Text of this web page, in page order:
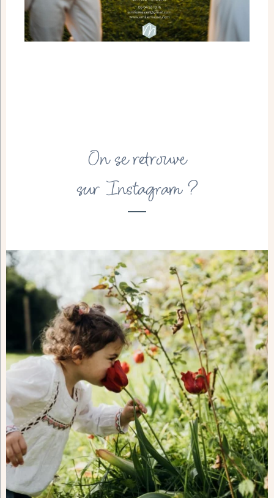
On se retrouve
sur Instagram ?